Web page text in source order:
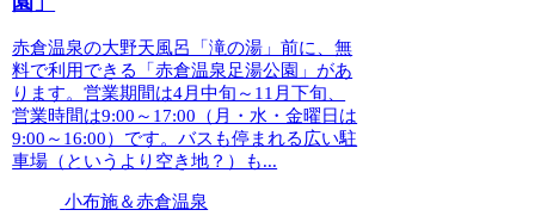
赤倉温泉の大野天風呂「滝の湯」前に、無
料で利用できる「赤倉温泉足湯公園」があ
ります。営業期間は4月中旬～11月下旬、
営業時間は9:00～17:00（月・水・金曜日は
9:00～16:00）です。バスも停まれる広い駐
車場（というより空き地？）も...
小布施＆赤倉温泉